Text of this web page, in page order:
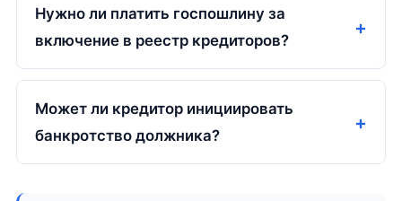
Нужно ли платить госпошлину за
включение в реестр кредиторов?
Может ли кредитор инициировать
банкротство должника?